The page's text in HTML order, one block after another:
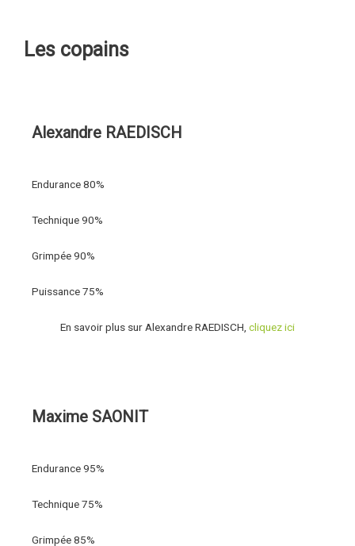
Les copains
Alexandre RAEDISCH
Endurance80%
Technique90%
Grimpée90%
Puissance75%
En savoir plus sur Alexandre RAEDISCH, cliquez ici
Maxime SAONIT
Endurance95%
Technique75%
Grimpée85%